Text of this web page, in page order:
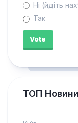
Ні (йдіть
Так
ТОП Новини